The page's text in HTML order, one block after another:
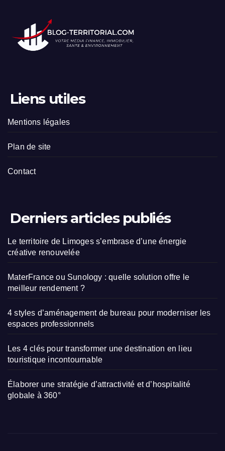
Liens utiles
Mentions légales
Plan de site
Contact
Derniers articles publiés
Le territoire de Limoges s’embrase d’une énergie
créative renouvelée
MaterFrance ou Sunology : quelle solution offre le
meilleur rendement ?
4 styles d’aménagement de bureau pour moderniser les
espaces professionnels
Les 4 clés pour transformer une destination en lieu
touristique incontournable
Élaborer une stratégie d’attractivité et d’hospitalité
globale à 360°